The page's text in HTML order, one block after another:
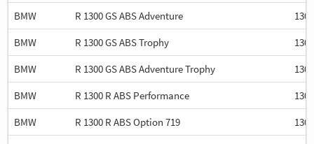
BMW
R 1300 GS ABS Adventure
1300
BMW
R 1300 GS ABS Trophy
1300
BMW
R 1300 GS ABS Adventure Trophy
1300
BMW
R 1300 R ABS Performance
1300
BMW
R 1300 R ABS Option 719
1300